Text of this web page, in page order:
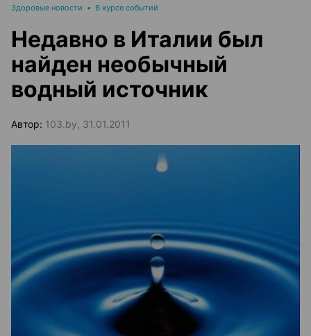
Здоровые новости • В курсе событий
Недавно в Италии был
найден необычный
водный источник
Автор: 103.by, 31.01.2011